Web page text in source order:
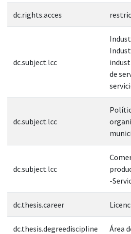
dc.rights.acces
dc.subject.lcc
de
dc.subject.lcc
dc.subject.lcc
-
dc.thesis.career
dc.thesis.degreediscipline Área